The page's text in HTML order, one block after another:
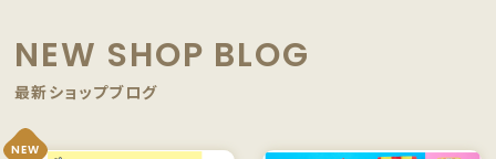
NEW SHOP BLOG
最新ショップブログ
NEW